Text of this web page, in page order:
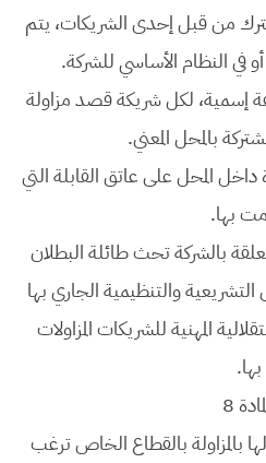
من قبل إحدى الشريكات، يتم
في النظام الأساسي للشركة.
إسمية، لكل شريكة قصد مزاولة
بالمحل المعني.
داخل المحل على عاتق القابلة التي
بها.
بالشركة تحث طائلة البطلان
والتنظيمية الجاري بها
المهنية للشريكات المزاولات
بها.
8
بالمزاولة بالقطاع الخاص ترغب